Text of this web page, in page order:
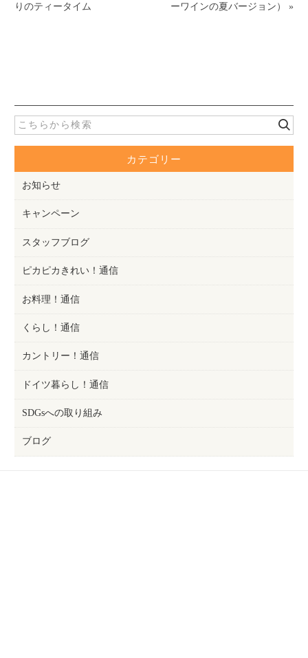
りのティータイム
ーワインの夏バージョン）
»
カテゴリー
お知らせ
キャンペーン
スタッフブログ
ピカピカきれい！通信
お料理！通信
くらし！通信
カントリー！通信
ドイツ暮らし！通信
SDGsへの取り組み
ブログ